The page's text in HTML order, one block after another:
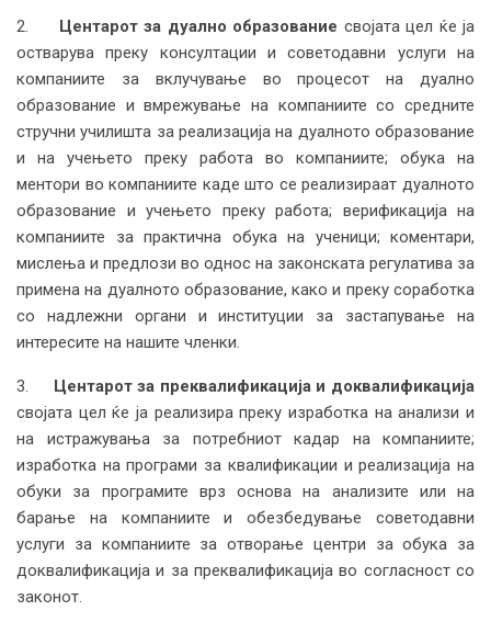
2. Центарот за дуално образование својата цел ќе ја
остварува преку консултации и советодавни услуги на
компаниите за вклучување во процесот на дуално
образование и вмрежување на компаниите со средните
стручни училишта за реализација на дуалното образование
и на учењето преку работа во компаниите; обука на
ментори во компаниите каде што се реализираат дуалното
образование и учењето преку работа; верификација на
компаниите за практична обука на ученици; коментари,
мислења и предлози во однос на законската регулатива за
примена на дуалното образование, како и преку соработка
со надлежни органи и институции за застапување на
интересите на нашите членки.
3. Центарот за преквалификација и доквалификација
својата цел ќе ја реализира преку изработка на анализи и
на истражувања за потребниот кадар на компаниите;
изработка на програми за квалификации и реализација на
обуки за програмите врз основа на анализите или на
барање на компаниите и обезбедување советодавни
услуги за компаниите за отворање центри за обука за
доквалификација и за преквалификација во согласност со
законот.